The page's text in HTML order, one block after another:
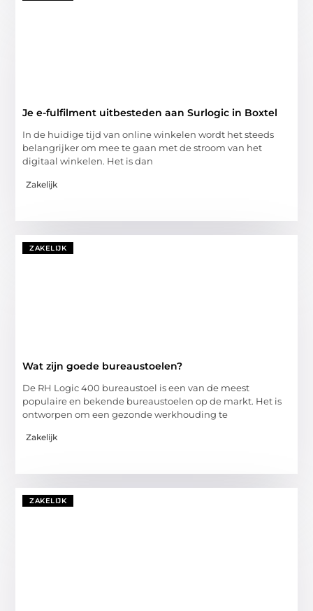
Je e-fulfilment uitbesteden aan Surlogic in Boxtel
In de huidige tijd van online winkelen wordt het steeds
belangrijker om mee te gaan met de stroom van het
digitaal winkelen. Het is dan
Zakelijk
ZAKELIJK
Wat zijn goede bureaustoelen?
De RH Logic 400 bureaustoel is een van de meest
populaire en bekende bureaustoelen op de markt. Het is
ontworpen om een gezonde werkhouding te
Zakelijk
ZAKELIJK